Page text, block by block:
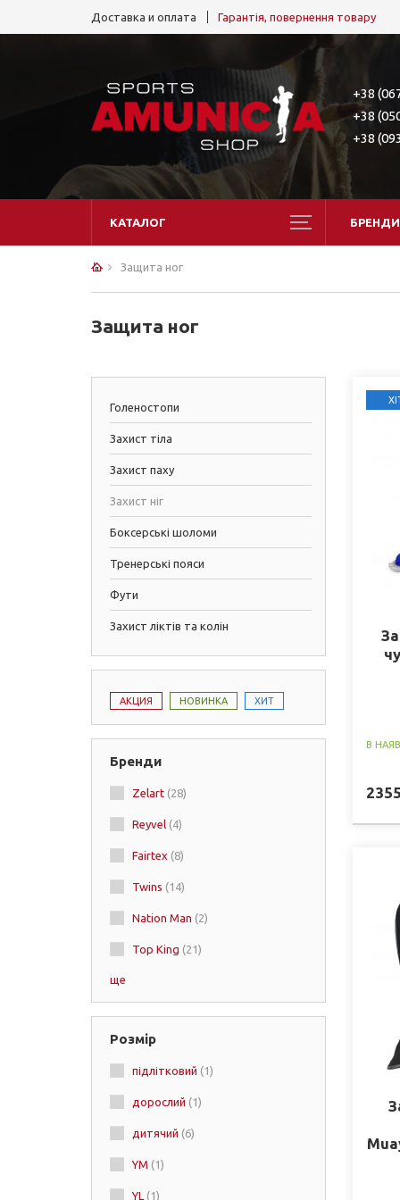
Доставка и оплата Гарантія, повернення товару
+38
+38
+38
КАТАЛОГ БРЕНДИ
Защита ног
Защита ног
Голеностопи
Захист тіла
Захист паху
Захист ніг
Боксерські шоломи
Тренерські пояси
Фути
Захист ліктів та колін
АКЦИЯ НОВИНКА ХИТ
Бренди
Zelart (28)
Reyvel (4)
Fairtex (8)
Twins (14)
Nation Man (2)
Top King (21)
Booster
Dragon(16)
Hayabusa (6)
Green Hill(3)
Venum
ще
Розмір
підлітковий (1)
дорослий (1)
дитячий (6)
YM (1)
YL (1)
В
2355